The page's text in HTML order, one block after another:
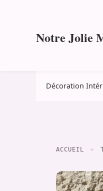
Notre Jolie
Décoration
ACCUEIL »